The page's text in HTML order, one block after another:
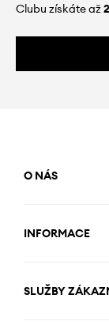
Clubu získáte až
O NÁS
INFORMACE
SLUŽBY